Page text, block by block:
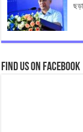
Find us on Facebook